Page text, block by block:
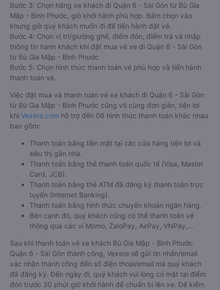
Bước 3: Chọn hãng xe khách đi Quận 6 - Sài Gòn từ Bù Gia
Mập - Bình Phước, giờ khởi hành phù hợp. Bấm chọn vào
khung giờ quý khách muốn đi để tiến hành đặt vé.
Bước 4: Chọn vị trí/giường ghế, điểm đón, điểm trả và nhập
thông tin hành khách khi đặt mua vé xe đi Quận 6 - Sài Gòn
từ Bù Gia Mập - Bình Phước
Bước 5: Chọn hình thức thanh toán vé phù hợp và tiến hành
thanh toán vé.
Việc đặt mua và thanh toán vé xe khách đi Quận 6 - Sài Gòn
từ Bù Gia Mập - Bình Phước cũng vô cùng đơn giản, tiện lợi
khi Vexere.com hỗ trợ đến 06 hình thức thanh toán khác nhau
bao gồm:
Thanh toán bằng tiền mặt tại các cửa hàng tiện lợi và
siêu thị gần nhà.
Thanh toán bằng thẻ thanh toán quốc tế (Visa, Master
Card, JCB).
Thanh toán bằng thẻ ATM đã đăng ký thanh toán trực
tuyến (Internet Banking).
Thanh toán bằng hình thức chuyển khoản ngân hàng.
Bên cạnh đó, quý khách cũng có thể thanh toán vé
thông qua các ví Momo, ZaloPay, AirPay, VNPay,…
Sau khi thanh toán vé xe khách Bù Gia Mập - Bình Phước
Quận 6 - Sài Gòn thành công, Vexere sẽ gửi tin nhắn/email
xác nhận thành công đến số điện thoại/email mà quý khách
đã đăng ký. Đến ngày đi, quý khách vui lòng có mặt tại điểm
đón trước 30 phút giờ khởi hành để chuẩn bị lên xe. Để kiểm